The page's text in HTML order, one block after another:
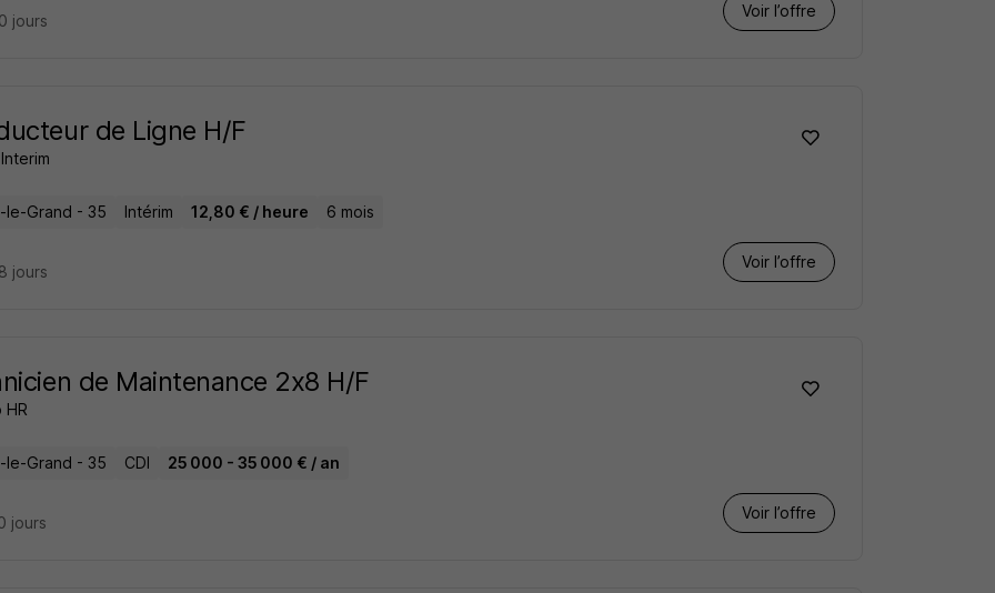
Voir l’offre
jours
de Ligne H/F
le-Grand - 35 Intérim 12,80 € / heure 6 mois
Voir l’offre
jours
de Maintenance 2x8 H/F
HR
le-Grand - 35 CDI 25 000 - 35 000 € / an
Voir l’offre
jours